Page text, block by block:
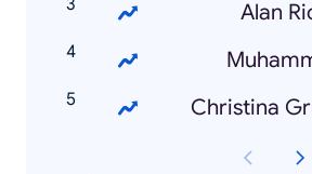
Alan
Christina